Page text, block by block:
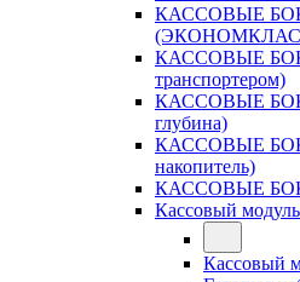
КАССОВЫЕ
КАССОВЫЕ
транспортером)
КАССОВЫЕ
глубина)
КАССОВЫЕ
накопитель)
КАССОВЫЕ
Кассовый
Кассовый